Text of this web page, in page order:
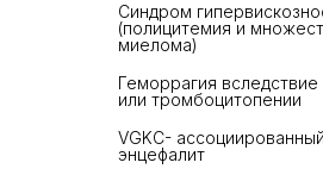
Синдром
(полицитемия и
миелома)
Геморрагия вследствие
или тромбоцитопении
VGKC-
энцефалит